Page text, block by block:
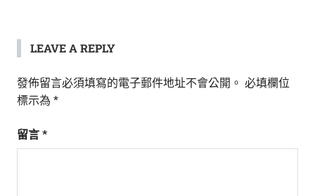
LEAVE A REPLY
發佈留言必須填寫的電子郵件地址不會公開。 必填欄位
標示為 *
留言 *